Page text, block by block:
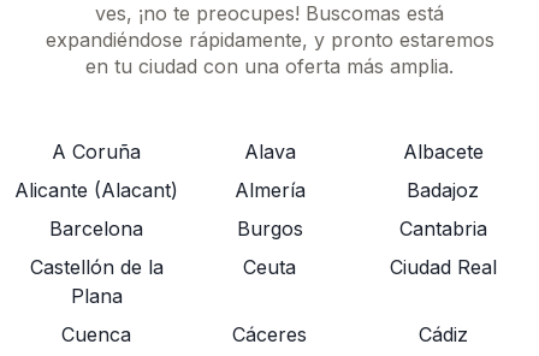
ves, ¡no te preocupes! Buscomas está
expandiéndose rápidamente, y pronto estaremos
en tu ciudad con una oferta más amplia.
A Coruña Alava
Albacete
Alicante (Alacant)
Almería
Badajoz
Barcelona
Burgos
Cantabria
Castellón de la
Plana
Ceuta Ciudad Real
Cuenca Cáceres
Cádiz